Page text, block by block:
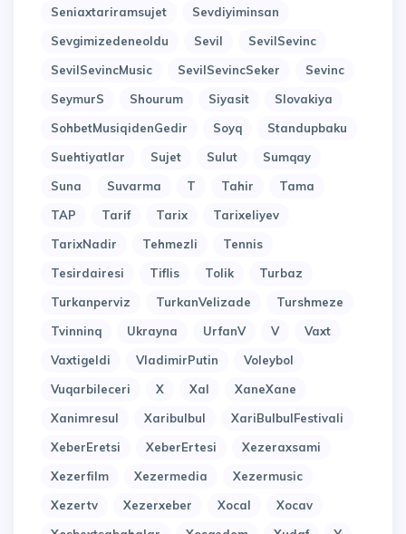
Seniaxtariramsujet
Sevdiyiminsan
Sevgimizedeneoldu
Sevil
SevilSevinc
SevilSevincMusic
SevilSevincSeker
Sevinc
SeymurS
Shourum Siyasit
Slovakiya
SohbetMusiqidenGedir
Soyq
Standupbaku
Suehtiyatlar
Sujet Sulut
Sumqay
Suna
Suvarma T Tahir
Tama
TAP
Tarif Tarix
Tarixeliyev
TarixNadir
Tehmezli
Tennis
Tesirdairesi
Tiflis Tolik
Turbaz
Turkanperviz
TurkanVelizade
Turshmeze
Tvinninq
Ukrayna UrfanV V
Vaxt
Vaxtigeldi
VladimirPutin
Voleybol
Vuqarbileceri
X Xal
XaneXane
Xanimresul
Xaribulbul
XariBulbulFestivali
XeberEretsi
XeberErtesi
Xezeraxsami
Xezerfilm
Xezermedia
Xezermusic
Xezertv
Xezerxeber Xocal
Xocav